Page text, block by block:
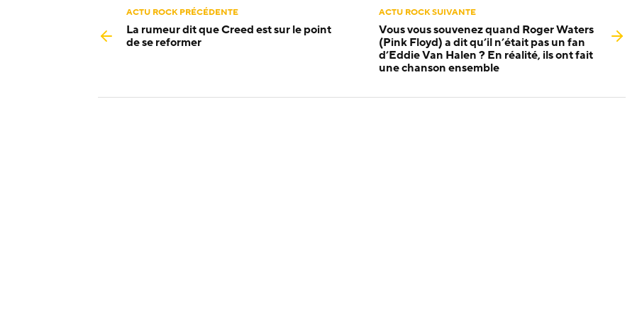
ACTU ROCK PRÉCÉDENTE
La rumeur dit que Creed est sur le point
de se reformer
ACTU ROCK SUIVANTE
Vous vous souvenez quand Roger Waters
(Pink Floyd) a dit qu’il n’était pas un fan
d’Eddie Van Halen ? En réalité, ils ont fait
une chanson ensemble